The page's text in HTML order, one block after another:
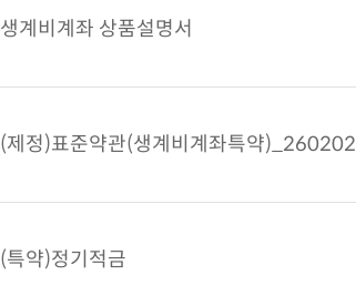
생계비계좌 상품설명서
(제정)표준약관(생계비계좌특약)_260202
(특약)정기적금